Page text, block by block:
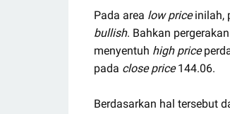
Pada area low priceinilah,
bullish. Bahkan
menyentuh high price
pada close price144.06.
Berdasarkan hal tersebut